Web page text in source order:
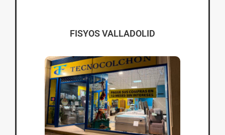
FISYOS VALLADOLID